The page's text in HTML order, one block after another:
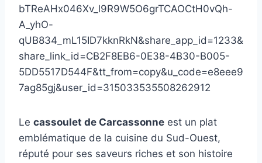
bTReAHx046Xv_l9R9W5O6grTCAOCtH0vQh-
A_yhO-
qUB834_mL15ID7kknRkN&share_app_id=1233&
share_link_id=CB2F8EB6-0E38-4B30-B005-
5DD5517D544F&tt_from=copy&u_code=e8eee9
7ag85gj&user_id=315033535508262912
Le cassoulet de Carcassonne est un plat
emblématique de la cuisine du Sud-Ouest,
réputé pour ses saveurs riches et son histoire